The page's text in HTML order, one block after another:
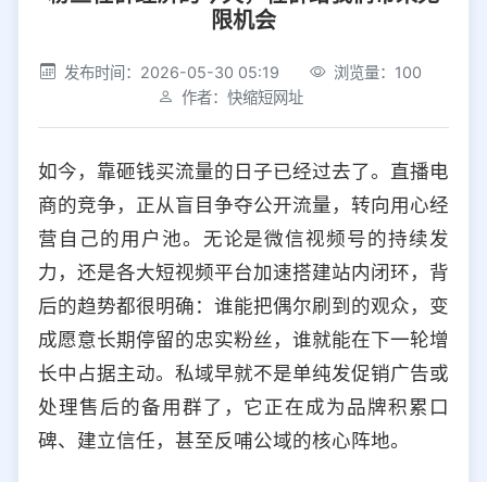
社交平台 电商平台
选择防红平台类型，避免链接被拦截
平台设置
iOS Android PC 其他
选择允许访问的平台类型
限机会
发布时间：2026-05-30 05:19
浏览量：100
作者：快缩短网址
如今，靠砸钱买流量的日子已经过去了。直播电
商的竞争，正从盲目争夺公开流量，转向用心经
营自己的用户池。无论是微信视频号的持续发
力，还是各大短视频平台加速搭建站内闭环，背
后的趋势都很明确：谁能把偶尔刷到的观众，变
成愿意长期停留的忠实粉丝，谁就能在下一轮增
长中占据主动。私域早就不是单纯发促销广告或
处理售后的备用群了，它正在成为品牌积累口
碑、建立信任，甚至反哺公域的核心阵地。